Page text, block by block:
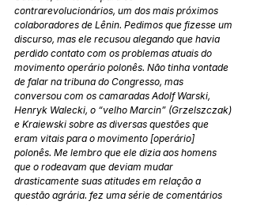
contrarevolucionários, um dos mais próximos
colaboradores de Lênin. Pedimos que fizesse um
discurso, mas ele recusou alegando que havia
perdido contato com os problemas atuais do
movimento operário polonês. Não tinha vontade
de falar na tribuna do Congresso, mas
conversou com os camaradas Adolf Warski,
Henryk Walecki, o “velho Marcin” (Grzelszczak)
e Kraiewski sobre as diversas questões que
eram vitais para o movimento [operário]
polonês. Me lembro que ele dizia aos homens
que o rodeavam que deviam mudar
drasticamente suas atitudes em relação a
questão agrária. fez uma série de comentários